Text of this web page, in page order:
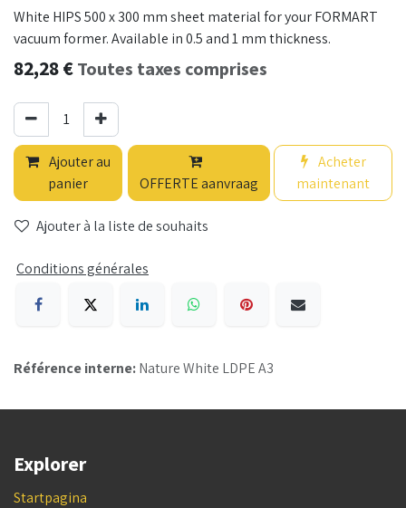
White HIPS 500 x 300 mm sheet material for your FORMART
vacuum former. Available in 0.5 and 1 mm thickness.
82,28€ Toutes taxes comprises
Ajouter au
panier
OFFERTE aanvraag
Acheter
maintenant
Ajouter à la liste de souhaits
Conditions générales
Référence interne:Nature White LDPE A3
Explorer
Startpagina